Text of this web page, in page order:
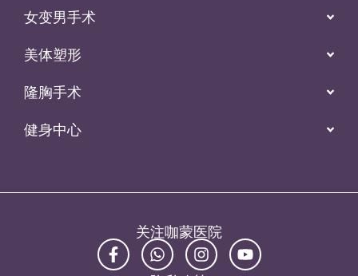
女变男手术
美体塑形
隆胸手术
健身中心
关注咖蒙医院